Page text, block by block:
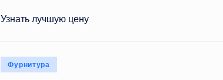
Узнать лучшую цену
Опубликовано
Фурнитура